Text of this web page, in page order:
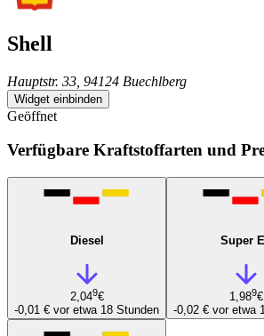
Shell
Hauptstr. 33, 94124 Buechlberg
Widget einbinden
Geöffnet
Verfügbare Kraftstoffarten und
Diesel
2,049€
-0,01 € vor etwa 18 Stunden
Super
1,989€
-0,02 € vor etwa